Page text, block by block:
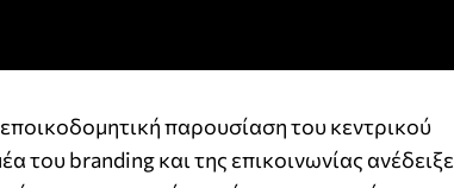
παρουσίαση του κεντρικού
του branding και της επικοινωνίας ανέδειξε